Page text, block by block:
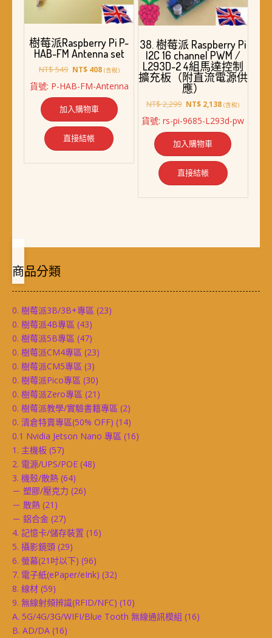
樹莓派Raspberry Pi P-
HAB-FM Antenna set
NT$549 原
價
NT$ 549。
NT$408目
價
格：
NT$ 408。
(含稅)
貨號: P-HAB-FM-Antenna
加入購物車
直接結帳
38. 樹莓派 Raspberry Pi
I2C 16 channel PWM /
L293D-2 4組馬達控制
擴充板（附直流電源供
應）
NT$2,299 原
價
NT$ 2,299。
NT$ 2,138目
價
格：
NT$ 2,138。
(含稅)
貨號: rs-pi-9685-L293d-pw
加入購物車
直接結帳
商品分類
0. 樹莓派3B/3B+專區 (23)
0. 樹莓派4B專區 (43)
0. 樹莓派5B專區 (47)
0. 樹莓派CM4專區 (23)
0. 樹莓派CM5專區 (3)
0. 樹莓派Pico專區 (30)
0. 樹莓派Zero專區 (21)
0. 樹莓派教學/實驗書籍專區 (2)
0. 清倉特賣專區(50% OFF) (14)
0.1 Nvidia Jetson Nano 專區 (16)
1. 主機板 (57)
2. 電源/UPS/POE (48)
3. 機殼/散熱 (64)
－ 塑膠/壓克力 (26)
－ 散熱 (21)
－ 鋁合金 (27)
4. 記憶卡/儲存裝置 (16)
5. 攝影鏡頭 (29)
6. 螢幕(21吋以下) (96)
7. 電子紙(ePaper/eInk) (32)
8. 線材 (59)
9. 無線射頻辨識(RFID/NFC) (10)
A. 5G/4G/3G/WIFI/Blue Tooth 無線通訊模組 (16)
B. AD/DA (16)